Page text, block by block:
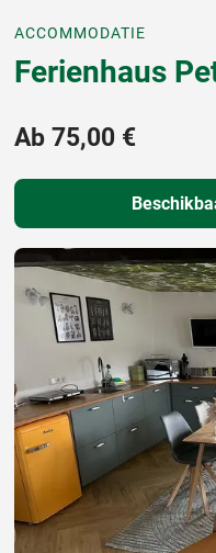
ACCOMMODATIE
Ferienhaus
Ab 75,00 €